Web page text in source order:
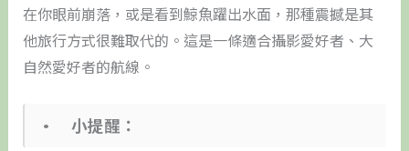
在你眼前崩落，或是看到鯨魚躍出水面，那種震撼是其
他旅行方式很難取代的。這是一條適合攝影愛好者、大
自然愛好者的航線。
• 小提醒：